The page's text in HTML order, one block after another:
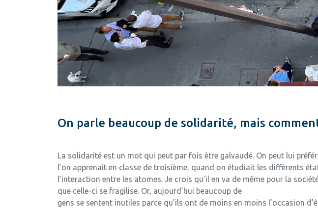
On parle beaucoup de solidarité, mais
La solidarité est un mot qui peut par fois être galvaudé. On peut lui
l’on apprenait en classe de troisième, quand on étudiait les différents
l’interaction entre les atomes. Je crois qu’il en va de même pour la
que celle-ci se fragilise. Or, aujourd’hui beaucoup de
gens se sentent inutiles parce qu’ils ont de moins en moins l’occasion